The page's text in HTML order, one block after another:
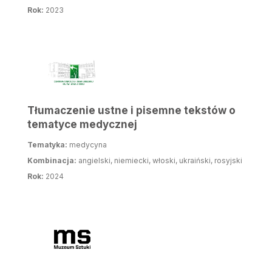
Rok: 2023
Tłumaczenie ustne i pisemne tekstów o
tematyce medycznej
Tematyka: medycyna
Kombinacja: angielski, niemiecki, włoski, ukraiński, rosyjski
Rok: 2024